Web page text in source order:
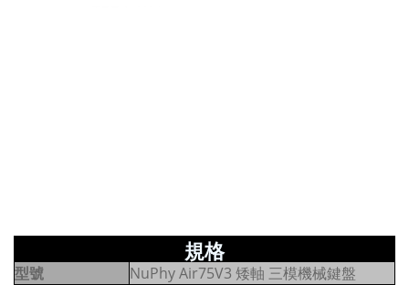
規格
型號
NuPhy Air75V3 矮軸 三模機械鍵盤